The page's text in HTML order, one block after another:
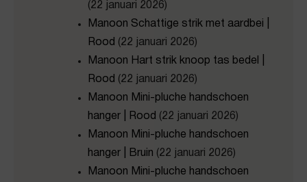
(22 januari 2026)
Manoon Schattige strik met aardbei |
Rood (22 januari 2026)
Manoon Hart strik knoop tas bedel |
Rood (22 januari 2026)
Manoon Mini-pluche handschoen
hanger | Rood (22 januari 2026)
Manoon Mini-pluche handschoen
hanger | Bruin (22 januari 2026)
Manoon Mini-pluche handschoen